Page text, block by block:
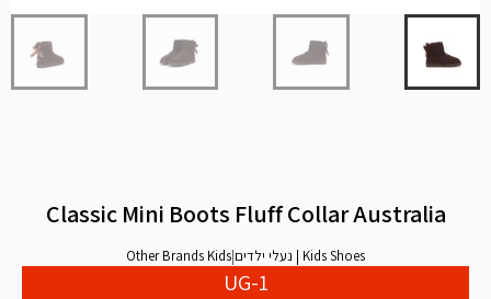
Classic Mini Boots Fluff Collar Australia
Kids Shoes | נעלי ילדים |
Other Brands Kids
UG-1